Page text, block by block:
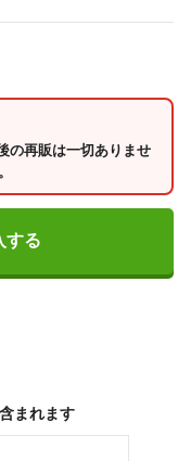
の再販は一切ありませ
する
含まれます